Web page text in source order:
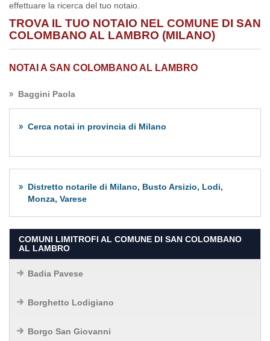
effettuare la ricerca del tuo notaio.
TROVA IL TUO NOTAIO NEL COMUNE DI SAN
COLOMBANO AL LAMBRO (MILANO)
NOTAI A SAN COLOMBANO AL LAMBRO
Baggini Paola
Cerca notai in provincia di Milano
Distretto notarile di Milano, Busto Arsizio, Lodi,
Monza, Varese
COMUNI LIMITROFI AL COMUNE DI SAN COLOMBANO
AL LAMBRO
Badia Pavese
Borghetto Lodigiano
Borgo San Giovanni